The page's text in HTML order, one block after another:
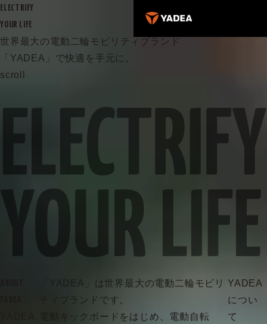
ELECTRIFY
YOUR LIFE
世界最大の電動二輪モビリティブランド
「YADEA」で快適を手元に。
scroll
「YADEA」は世界最大の電動二輪モビリ
ティブランドです。
電動キックボードをはじめ、電動自転
YADEA
につい
て